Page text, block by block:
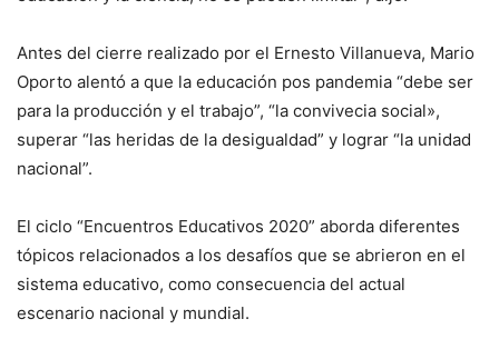
Antes del cierre realizado por el Ernesto Villanueva, Mario
Oporto alentó a que la educación pos pandemia “debe ser
para la producción y el trabajo”, “la convivecia social»,
superar “las heridas de la desigualdad” y lograr “la unidad
nacional”.
El ciclo “Encuentros Educativos 2020” aborda diferentes
tópicos relacionados a los desafíos que se abrieron en el
sistema educativo, como consecuencia del actual
escenario nacional y mundial.